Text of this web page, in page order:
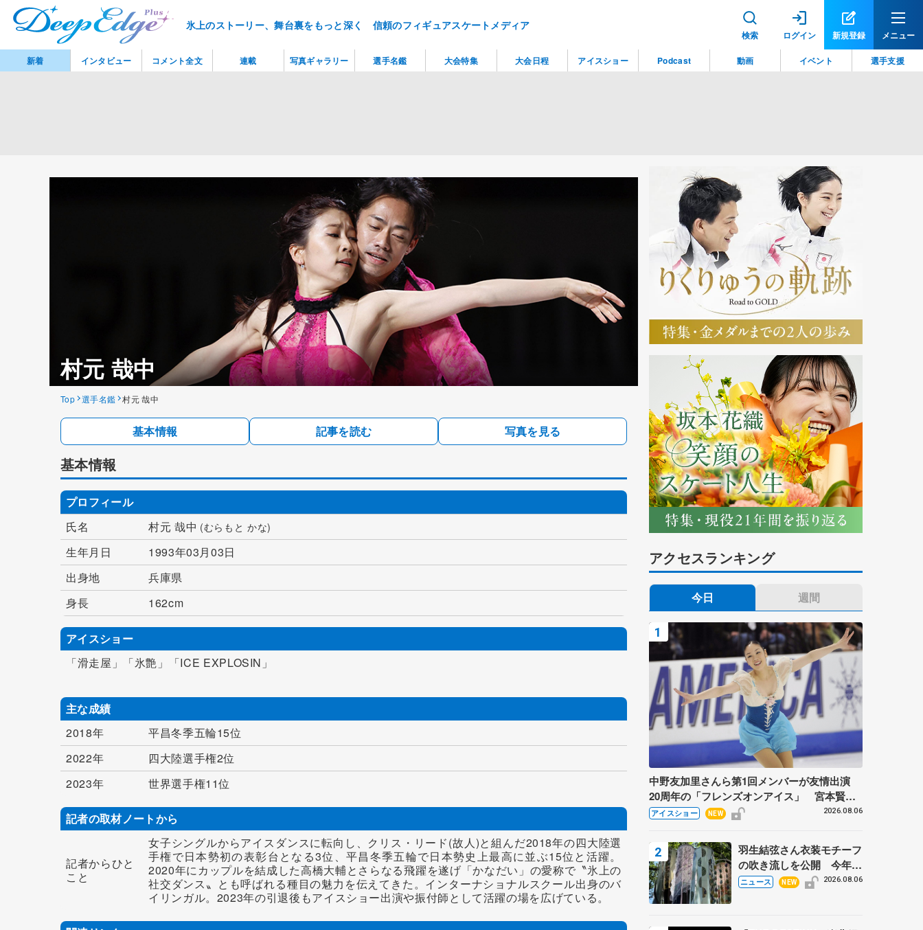
氷上のストーリー、舞台裏をもっと深く 信頼のフィギュアスケートメディア
検索 ログイン 新規登録 メニュー
村元 哉中
Top 選手名鑑 村元 哉中
基本情報 記事を読む 写真を見る
基本情報
プロフィール
氏名
村元 哉中 (むらもと かな)
生年月日
1993年03月03日
出身地
兵庫県
身長
162cm
アイスショー
「滑走屋」「氷艶」「ICE EXPLOSIN」
主な成績
2018年
平昌冬季五輪15位
2022年
四大陸選手権2位
2023年
世界選手権11位
記者の取材ノートから
記者からひと
こと
女子シングルからアイスダンスに転向し、クリス・リード(故人)と組んだ2018年の四大陸選
手権で日本勢初の表彰台となる3位、平昌冬季五輪で日本勢史上最高に並ぶ15位と活躍。
2020年にカップルを結成した高橋大輔とさらなる飛躍を遂げ「かなだい」の愛称で〝氷上の
社交ダンス〟とも呼ばれる種目の魅力を伝えてきた。インターナショナルスクール出身のバ
イリンガル。2023年の引退後もアイスショー出演や振付師として活躍の場を広げている。
アクセスランキング
今日 週間
中野友加里さんら第1回メンバーが友情出演
20周年の「フレンズオンアイス」 宮本賢二
さん、有川梨絵さん、田村岳斗さんも
アイスショー NEW 2026.08.06
羽生結弦さん衣装モチーフ
の吹き流しを公開 今年は
「春よ、来い」、仙台の瑞
ニュース NEW 2026.08.06
新着 インタビュー コメント全文 連載 写真ギャラリー 選手名鑑 大会特集 大会日程 アイスショー Podcast 動画 イベント 選手支援